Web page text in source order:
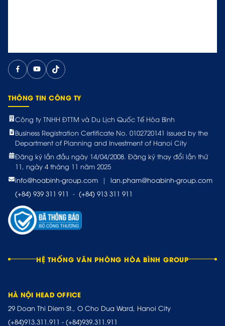
THÔNG TIN CÔNG TY
Công ty TNHH ĐTTM và Du Lịch Quốc Tế Hòa Bình
Business Registration Certificate No. 0102720141 issued by the
Department of Planning and Investment of Hanoi City
Đăng ký lần đầu ngày 14/04/2008. Đăng ký thay đổi lần thứ
11, ngày 4 tháng 11 năm 2025
info@hoabinh-group.com
|
lan.pham@hoabinh-group.com
(+84) 939 311 911 - (+84) 913 311 911
HỆ THỐNG VĂN PHÒNG HÒA BÌNH GROUP
HÀ NỘI HEAD OFFICE
29 Doan Thi Diem St., O Cho Dua Ward, Hanoi City
(+84)913.311.911 - (+84)939.311.911